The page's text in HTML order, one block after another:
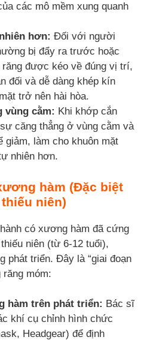
các mô mềm xung quanh
hơn: Đối với người
bị đẩy ra trước hoặc
được kéo về đúng vị trí,
đối và dễ dàng khép kín
trở nên hài hòa.
vùng cằm: Khi khớp cắn
căng thẳng ở vùng cằm và
giảm, làm cho khuôn mặt
nhiên hơn.
hàm (Đặc biệt
niên)
có xương hàm đã cứng
niên (từ 6-12 tuổi),
phát triển. Đây là “giai đoạn
răng móm:
hàm trên phát triển: Bác sĩ
khí cụ chỉnh hình chức
Headgear) để định